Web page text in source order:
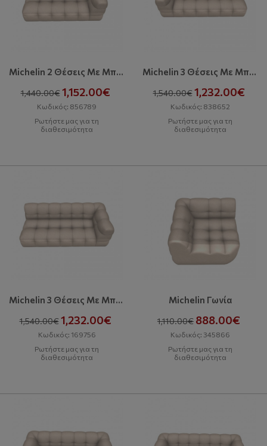
Michelin 2 Θέσεις Με Μπράτσο Δεξιά
1,440.00€ 1,152.00€
Κωδικός: 856789
Ρωτήστε μας για τη
διαθεσιμότητα
Michelin 3 Θέσεις Με Μπράτσο Αριστερά
1,540.00€ 1,232.00€
Κωδικός: 838652
Ρωτήστε μας για τη
διαθεσιμότητα
Michelin 3 Θέσεις Με Μπράτσο Δεξιά
1,540.00€ 1,232.00€
Κωδικός: 169756
Ρωτήστε μας για τη
διαθεσιμότητα
Michelin Γωνία
1,110.00€ 888.00€
Κωδικός: 345866
Ρωτήστε μας για τη
διαθεσιμότητα